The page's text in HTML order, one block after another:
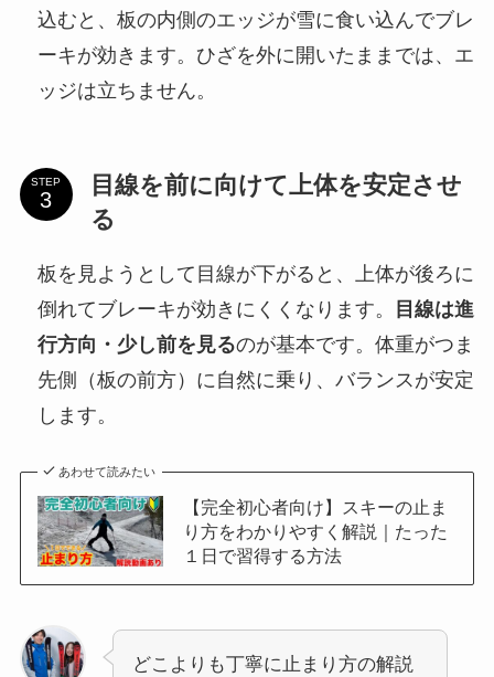
込むと、板の内側のエッジが雪に食い込んでブレ
ーキが効きます。ひざを外に開いたままでは、エ
ッジは立ちません。
STEP
目線を前に向けて上体を安定させ
る
板を見ようとして目線が下がると、上体が後ろに
倒れてブレーキが効きにくくなります。
目線は進
行方向・少し前を見るのが基本です。体重がつま
先側（板の前方）に自然に乗り、バランスが安定
します。
あわせて読みたい
【完全初心者向け】スキーの止ま
り方をわかりやすく解説｜たった
１日で習得する方法
どこよりも丁寧に止まり方の解説